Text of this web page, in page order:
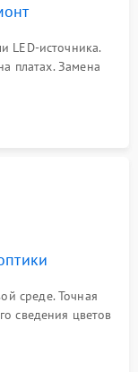
LED-источника.
платах. Замена
цветового
среде. Точная
сведения цветов
всех
корпуса